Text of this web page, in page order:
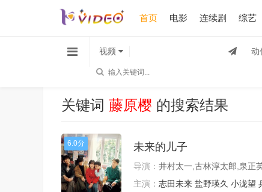
首页 电影 连续剧 综艺
动
视频
关键词 藤原樱 的搜索结果
6.0分 未来的儿子
导演： 井村太一,古林淳太郎,泉正
主演： 志田未来 盐野瑛久 小泷望